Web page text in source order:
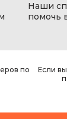
Наши
помочь
по
Если